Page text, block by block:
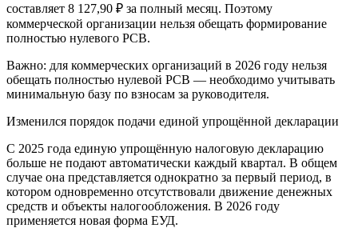
составляет 8 127,90 ₽ за полный месяц. Поэтому
коммерческой организации нельзя обещать формирование
полностью нулевого РСВ.
Важно: для коммерческих организаций в 2026 году нельзя
обещать полностью нулевой РСВ — необходимо учитывать
минимальную базу по взносам за руководителя.
Изменился порядок подачи единой упрощённой декларации
С 2025 года единую упрощённую налоговую декларацию
больше не подают автоматически каждый квартал. В общем
случае она представляется однократно за первый период, в
котором одновременно отсутствовали движение денежных
средств и объекты налогообложения. В 2026 году
применяется новая форма ЕУД.